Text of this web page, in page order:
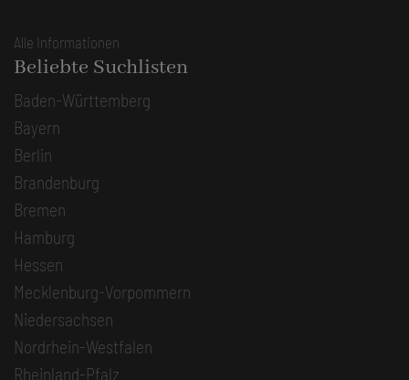
Alle Informationen
Beliebte Suchlisten
Baden-Württemberg
Bayern
Berlin
Brandenburg
Bremen
Hamburg
Hessen
Mecklenburg-Vorpommern
Niedersachsen
Nordrhein-Westfalen
Rheinland-Pfalz